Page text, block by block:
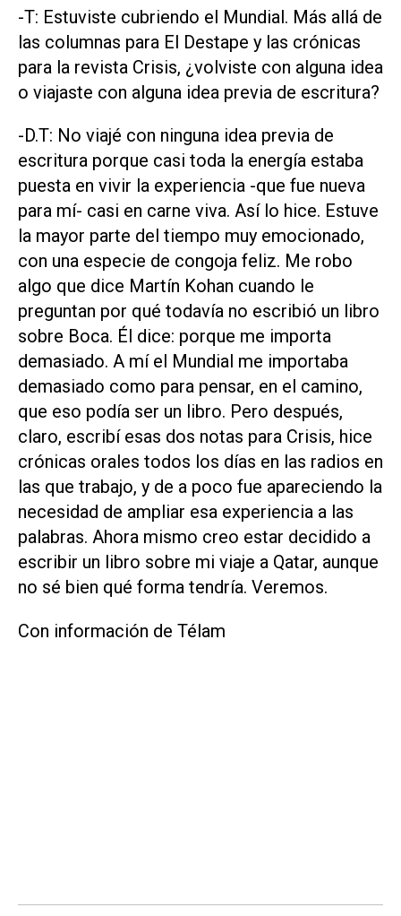
-T: Estuviste cubriendo el Mundial. Más allá de
las columnas para El Destape y las crónicas
para la revista Crisis, ¿volviste con alguna idea
o viajaste con alguna idea previa de escritura?
-D.T: No viajé con ninguna idea previa de
escritura porque casi toda la energía estaba
puesta en vivir la experiencia -que fue nueva
para mí- casi en carne viva. Así lo hice. Estuve
la mayor parte del tiempo muy emocionado,
con una especie de congoja feliz. Me robo
algo que dice Martín Kohan cuando le
preguntan por qué todavía no escribió un libro
sobre Boca. Él dice: porque me importa
demasiado. A mí el Mundial me importaba
demasiado como para pensar, en el camino,
que eso podía ser un libro. Pero después,
claro, escribí esas dos notas para Crisis, hice
crónicas orales todos los días en las radios en
las que trabajo, y de a poco fue apareciendo la
necesidad de ampliar esa experiencia a las
palabras. Ahora mismo creo estar decidido a
escribir un libro sobre mi viaje a Qatar, aunque
no sé bien qué forma tendría. Veremos.
Con información de Télam